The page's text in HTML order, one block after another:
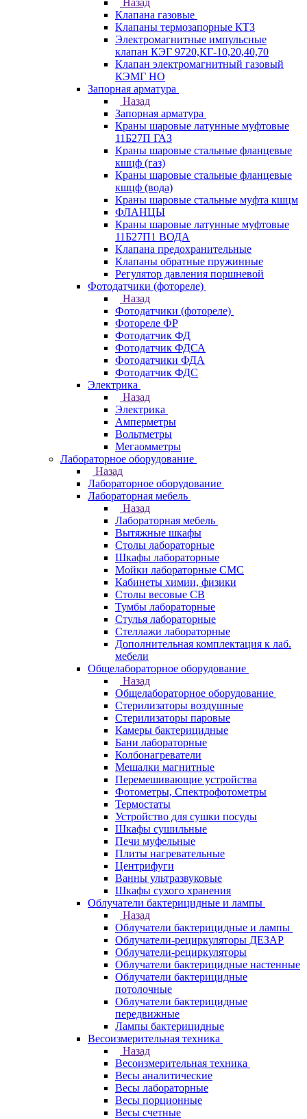
Назад
Клапана газовые
Клапаны термозапорные КТЗ
Электромагнитные импульсные
клапан КЭГ 9720,КГ-10,20,40,70
Клапан электромагнитный газовый
КЭМГ НО
Запорная арматура
Назад
Запорная арматура
Краны шаровые латунные муфтовые
11Б27П ГАЗ
Краны шаровые стальные фланцевые
кшцф (газ)
Краны шаровые стальные фланцевые
кшцф (вода)
Краны шаровые стальные муфта кшцм
ФЛАНЦЫ
Краны шаровые латунные муфтовые
11Б27П1 ВОДА
Клапана предохранительные
Клапаны обратные пружинные
Регулятор давления поршневой
Фотодатчики (фотореле)
Назад
Фотодатчики (фотореле)
Фотореле ФР
Фотодатчик ФД
Фотодатчик ФДСА
Фотодатчики ФДА
Фотодатчик ФДС
Электрика
Назад
Электрика
Амперметры
Вольтметры
Мегаомметры
Лабораторное оборудование
Назад
Лабораторное оборудование
Лабораторная мебель
Назад
Лабораторная мебель
Вытяжные шкафы
Столы лабораторные
Шкафы лабораторные
Мойки лабораторные СМС
Кабинеты химии, физики
Столы весовые СВ
Тумбы лабораторные
Стулья лабораторные
Стеллажи лабораторные
Дополнительная комплектация к лаб.
мебели
Общелабораторное оборудование
Назад
Общелабораторное оборудование
Стерилизаторы воздушные
Стерилизаторы паровые
Камеры бактерицидные
Бани лабораторные
Колбонагреватели
Мешалки магнитные
Перемешивающие устройства
Фотометры, Спектрофотометры
Термостаты
Устройство для сушки посуды
Шкафы сушильные
Печи муфельные
Плиты нагревательные
Центрифуги
Ванны ультразвуковые
Шкафы сухого хранения
Облучатели бактерицидные и лампы
Назад
Облучатели бактерицидные и лампы
Облучатели-рециркуляторы ДЕЗАР
Облучатели-рециркуляторы
Облучатели бактерицидные настенные
Облучатели бактерицидные
потолочные
Облучатели бактерицидные
передвижные
Лампы бактерицидные
Весоизмерительная техника
Назад
Весоизмерительная техника
Весы аналитические
Весы лабораторные
Весы порционные
Весы счетные